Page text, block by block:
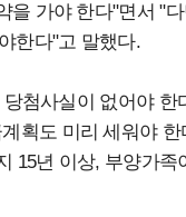
가야 한다"면서 "
한다"고 말했다.
첨사실이 없어야 한
획도 미리 세워야
15년 이상, 부양가족